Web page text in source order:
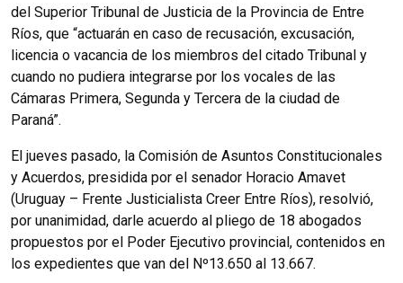
del Superior Tribunal de Justicia de la Provincia de Entre
Ríos, que “actuarán en caso de recusación, excusación,
licencia o vacancia de los miembros del citado Tribunal y
cuando no pudiera integrarse por los vocales de las
Cámaras Primera, Segunda y Tercera de la ciudad de
Paraná”.
El jueves pasado, la Comisión de Asuntos Constitucionales
y Acuerdos, presidida por el senador Horacio Amavet
(Uruguay – Frente Justicialista Creer Entre Ríos), resolvió,
por unanimidad, darle acuerdo al pliego de 18 abogados
propuestos por el Poder Ejecutivo provincial, contenidos en
los expedientes que van del Nº13.650 al 13.667.